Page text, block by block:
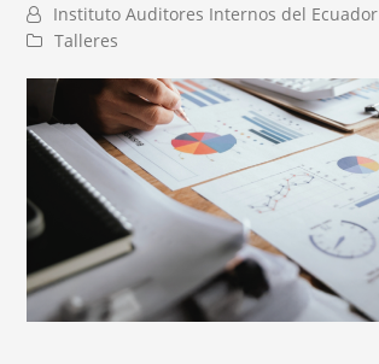
Instituto Auditores Internos del Ecuador
Talleres